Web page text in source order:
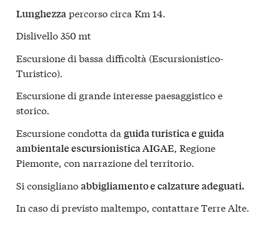
Lunghezzapercorso circa Km 14.
Dislivello 350 mt
Escursione di bassa difficoltà (Escursionistico-
Turistico).
Escursione di grande interesse paesaggistico e
storico.
Escursione condotta da guida turistica e guida
ambientale escursionistica AIGAE, Regione
Piemonte, con narrazione del territorio.
Si consiglianoabbigliamento e calzature adeguati.
In caso di previsto maltempo, contattare Terre Alte.